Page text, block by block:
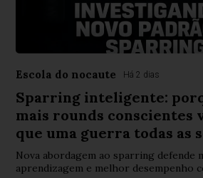
Escola do nocaute Há 2 dias
Sparring inteligente:
mais rounds conscientes
que uma guerra todas as
Nova abordagem ao sparring defende
aprendizagem e melhor desempenho